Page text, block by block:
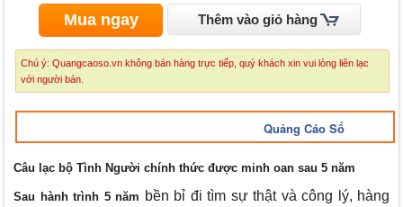
Mua ngay Thêm vào giỏ hàng
Chú ý: Quangcaoso.vn không bán hàng trực tiếp, quý khách xin vui lòng liên lạc
với người bán.
Quảng Cáo Số
Câu lạc bộ Tình Người chính thức được minh oan sau 5 năm
Sau hành trình 5 năm bền bỉ đi tìm sự thật và công lý, hàng